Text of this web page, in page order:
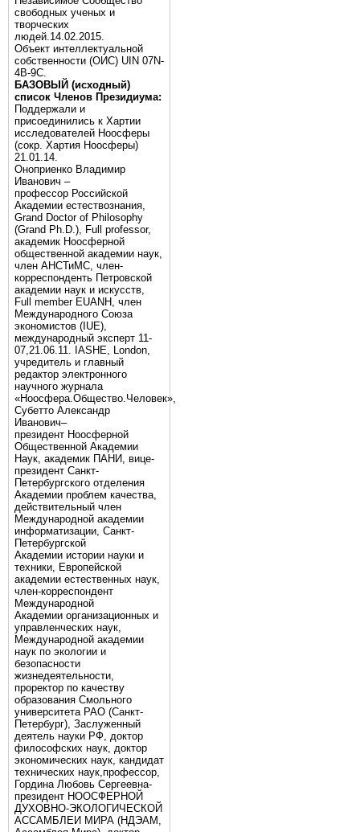
свободных ученых и
творческих
людей.14.02.2015.
Объект интеллектуальной
собственности (ОИС) UIN 07N-
4B-9C.
БАЗОВЫЙ (исходный)
список Членов Президиума:
Поддержали и
присоединились к Хартии
исследователей Ноосферы
(сокр. Хартия Ноосферы)
21.01.14.
Оноприенко Владимир
Иванович –
профессор Российской
Академии естествознания,
Grand Doctor of Philosophy
(Grand Ph.D.), Full professor,
академик Ноосферной
общественной академии наук,
член АНСТиМС, член-
корреспонденть Петровской
академии наук и искусств,
Full member EUANH, член
Международного Союза
экономистов (IUE),
международный эксперт 11-
07,21.06.11. IASHE, London,
учредитель и главный
редактор электронного
научного журнала
«Ноосфера.Общество.Человек»,
Субетто Александр
Иванович–
президент Ноосферной
Общественной Академии
Наук, академик ПАНИ, вице-
президент Санкт-
Петербургского отделения
Академии проблем качества,
действительный член
Международной академии
информатизации, Санкт-
Петербургской
Академии истории науки и
техники, Европейской
академии естественных наук,
член-корреспондент
Международной
Академии организационных и
управленческих наук,
Международной академии
наук по экологии и
безопасности
жизнедеятельности,
проректор по качеству
образования Смольного
университета РАО (Санкт-
Петербург), Заслуженный
деятель науки РФ, доктор
философских наук, доктор
экономических наук, кандидат
технических наук,профессор,
Гордина Любовь Сергеевна-
президент НООСФЕРНОЙ
ДУХОВНО-ЭКОЛОГИЧЕСКОЙ
АССАМБЛЕИ МИРА (НДЭАМ,